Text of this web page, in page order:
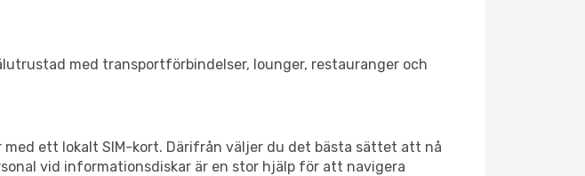
med transportförbindelser, lounger, restauranger och
ett lokalt SIM-kort. Därifrån väljer du det bästa sättet att nå
vid informationsdiskar är en stor hjälp för att navigera